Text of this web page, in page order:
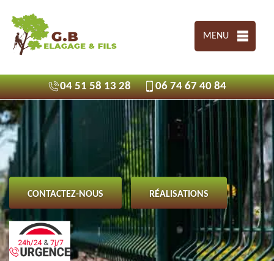
MENU
04 51 58 13 28 06 74 67 40 84
CONTACTEZ-NOUS RÉALISATIONS